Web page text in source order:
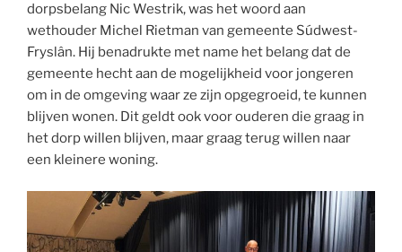
dorpsbelang Nic Westrik, was het woord aan
wethouder Michel Rietman van gemeente Súdwest-
Fryslân. Hij benadrukte met name het belang dat de
gemeente hecht aan de mogelijkheid voor jongeren
om in de omgeving waar ze zijn opgegroeid, te kunnen
blijven wonen. Dit geldt ook voor ouderen die graag in
het dorp willen blijven, maar graag terug willen naar
een kleinere woning.